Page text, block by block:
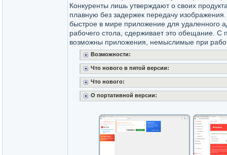
Конкуренты лишь утверждают о своих
плавную без задержек передачу
быстрое в мире приложение для удаленного
рабочего стола, сдерживает это обещание. С
возможны приложения, немыслимые при
Возможности:
Что нового в пятой версии:
Что нового:
О портативной версии: